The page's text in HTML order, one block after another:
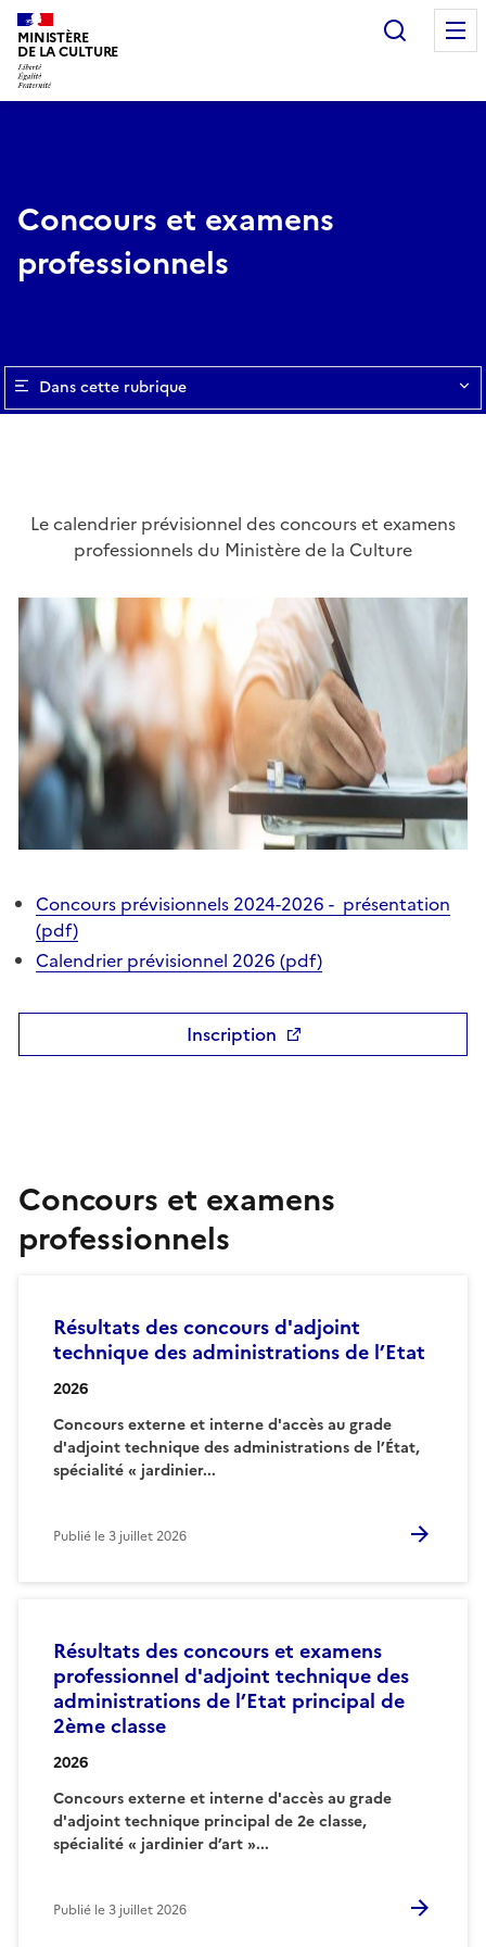
MINISTÈRE
DE LA CULTURE
Concours et examens
professionnels
Dans cette rubrique
Le calendrier prévisionnel des concours et examens
professionnels du Ministère de la Culture
Concours prévisionnels 2024-2026 - présentation
(pdf)
Calendrier prévisionnel 2026 (pdf)
Inscription
Concours et examens
professionnels
Résultats des concours d'adjoint
technique des administrations de l’Etat
2026
Concours externe et interne d'accès au grade
d'adjoint technique des administrations de l’État,
spécialité « jardinier...
Publié le3 juillet 2026
Résultats des concours et examens
professionnel d'adjoint technique des
administrations de l’Etat principal de
2ème classe
2026
Concours externe et interne d'accès au grade
d'adjoint technique principal de 2e classe,
spécialité « jardinier d’art »...
Publié le3 juillet 2026